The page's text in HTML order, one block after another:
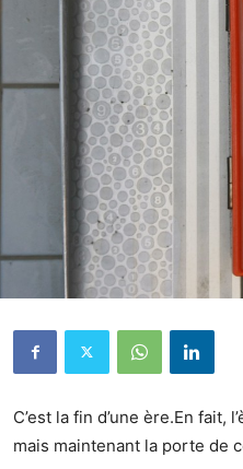
C’est la fin d’une ère.En
mais maintenant la porte de